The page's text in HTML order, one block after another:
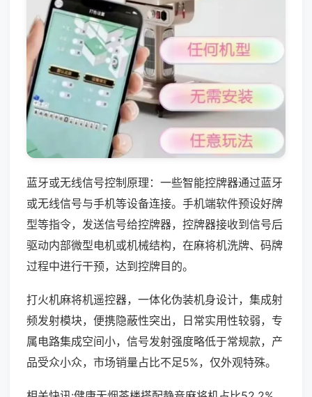
蓝牙或无线信号控制原理：一些智能控牌器通过蓝牙
或无线信号与手机等设备连接。手机端软件预设好牌
型等指令，发送信号给控牌器，控牌器接收到信号后
驱动内部微型电机或机械结构，在麻将机洗牌、码牌
过程中进行干预，达到控牌目的。
打火机麻将机遥控器，一体化伪装机身设计，集成射
频发射模块，便携隐蔽性突出，日常实用性较弱，专
属电路集成空间小，信号发射强度略低于常规款，产
品受众小众，市场销量占比不足5%，仅外观特殊。